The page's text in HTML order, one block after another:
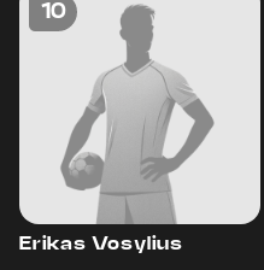
10
Erikas Vosylius